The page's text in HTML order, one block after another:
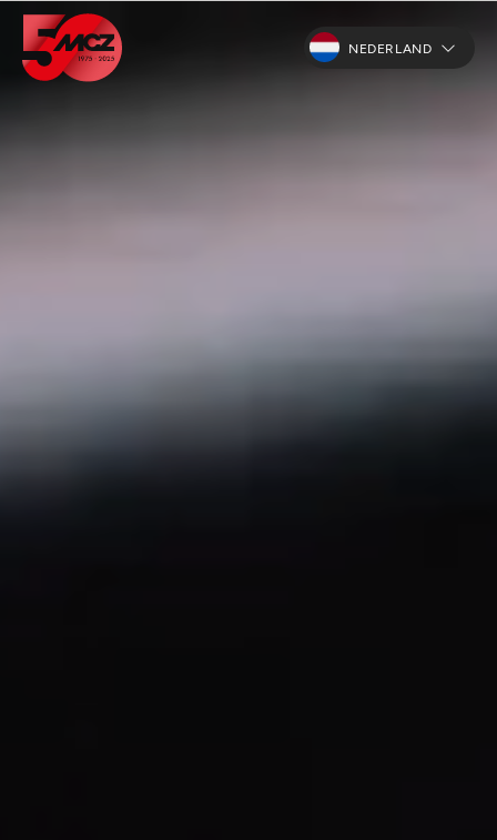
NEDERLAND